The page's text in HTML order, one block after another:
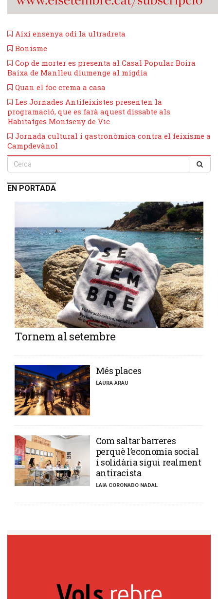
Així ensenya odi la ultradreta
Bonisme
Cop de morter es presenta al Casal Popular Boira
Baixa de Manlleu diumenge al migdia
Quan el foc crema a casa
Les Jornades Antifeixistes presenten la
programació, que es farà aquest dissabte als
Habitatges Montseny de Vic
Jornada cultural i gastronòmica contra el feixisme a
Campdevànol
EN PORTADA
Tornem al setembre
​Més places
LAURA ARAU
​Com saltar barreres
perquè l’economia social
i solidària sigui realment
antiracista
LAIA CORONADO NADAL